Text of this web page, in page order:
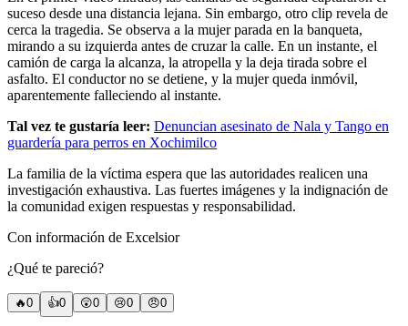
suceso desde una distancia lejana. Sin embargo, otro clip revela de
cerca la tragedia. Se observa a la mujer parada en la banqueta,
mirando a su izquierda antes de cruzar la calle. En un instante, el
camión de carga la alcanza, la atropella y la deja tirada sobre el
asfalto. El conductor no se detiene, y la mujer queda inmóvil,
aparentemente falleciendo al instante.
Tal vez te gustaría leer: Denuncian asesinato de Nala y Tango en
guardería para perros en Xochimilco
La familia de la víctima espera que las autoridades realicen una
investigación exhaustiva. Las fuertes imágenes y la indignación de
la comunidad exigen respuestas y responsabilidad.
Con información de Excelsior
¿Qué te pareció?
🔥0 👍0 😲0 😢0 😠0